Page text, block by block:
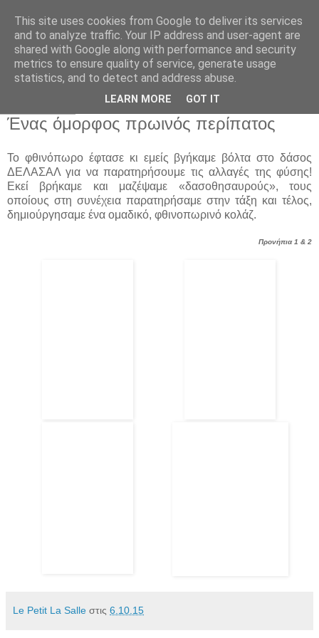
Παιδικός Σταθμός-
Νηπιαγωγείο "ΔΕΛΑΣΑΛ"
Ένας όμορφος πρωινός περίπατος
Το φθινόπωρο έφτασε κι εμείς βγήκαμε βόλτα στο δάσος
ΔΕΛΑΣΑΛ για να παρατηρήσουμε τις αλλαγές της φύσης!
Εκεί βρήκαμε και μαζέψαμε «δασοθησαυρούς», τους
οποίους στη συνέχεια παρατηρήσαμε στην τάξη και τέλος,
δημιούργησαμε ένα ομαδικό, φθινοπωρινό κολάζ.
Προνήπια 1 & 2
Le Petit La Salle στις 6.10.15
This site uses cookies from Google to deliver its services
and to analyze traffic. Your IP address and user-agent are
shared with Google along with performance and security
metrics to ensure quality of service, generate usage
statistics, and to detect and address abuse.
LEARN MORE GOT IT